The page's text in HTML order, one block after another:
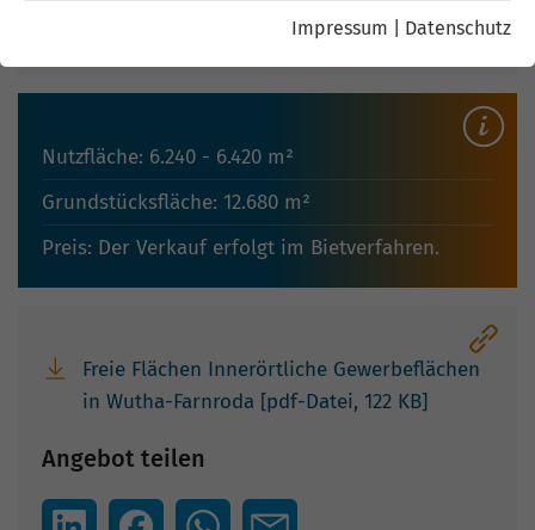
Impressum Datenschutz
Nutzfläche: 6.240 - 6.420 m²
Grundstücksfläche: 12.680 m²
Preis: Der Verkauf erfolgt im Bietverfahren.
Freie Flächen Innerörtliche Gewerbeflächen
in Wutha-Farnroda [pdf-Datei, 122 KB]
Angebot teilen